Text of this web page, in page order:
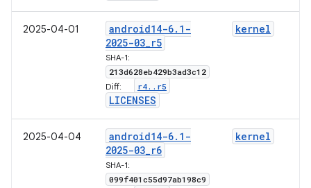
2025-04-01 android14-6. 1-
2025-03_r5
SHA-1:
213d628eb429b3ad3c12
Diff: r4. . r5
LICENSES
kernel
2025-04-04 android14-6. 1-
2025-03_r6
SHA-1:
099f401c55d97ab198c9
kernel